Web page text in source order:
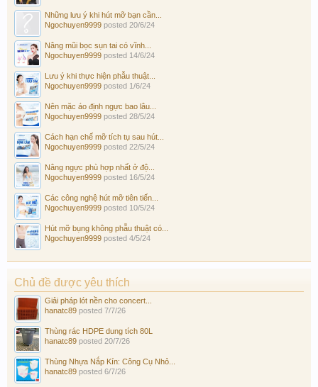
Những lưu ý khi hút mỡ bạn cần...
Ngochuyen9999 posted 20/6/24
Nâng mũi bọc sụn tai có vĩnh...
Ngochuyen9999 posted 14/6/24
Lưu ý khi thực hiện phẫu thuật...
Ngochuyen9999 posted 1/6/24
Nên mặc áo định ngực bao lâu...
Ngochuyen9999 posted 28/5/24
Cách hạn chế mỡ tích tụ sau hút...
Ngochuyen9999 posted 22/5/24
Nâng ngực phù hợp nhất ở độ...
Ngochuyen9999 posted 16/5/24
Các công nghệ hút mỡ tiên tiến...
Ngochuyen9999 posted 10/5/24
Hút mỡ bụng không phẫu thuật có...
Ngochuyen9999 posted 4/5/24
Chủ đề được yêu thích
Giải pháp lót nền cho concert...
hanatc89 posted 7/7/26
Thùng rác HDPE dung tích 80L
hanatc89 posted 20/7/26
Thùng Nhựa Nắp Kín: Công Cụ Nhỏ...
hanatc89 posted 6/7/26